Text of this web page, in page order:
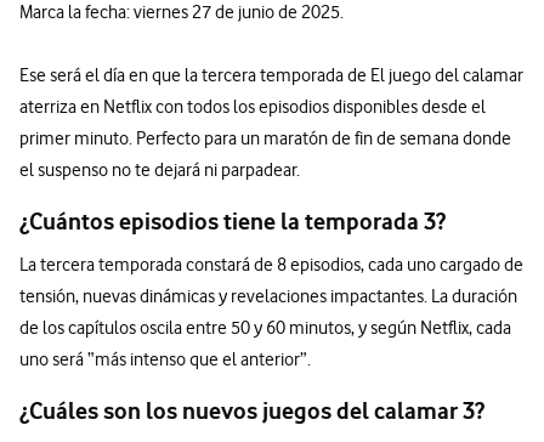
Marca la fecha: viernes 27 de junio de 2025.
Ese será el día en que la tercera temporada de El juego del calamar
aterriza en Netflix con todos los episodios disponibles desde el
primer minuto. Perfecto para un maratón de fin de semana donde
el suspenso no te dejará ni parpadear.
¿Cuántos episodios tiene la temporada 3?
La tercera temporada constará de 8 episodios, cada uno cargado de
tensión, nuevas dinámicas y revelaciones impactantes. La duración
de los capítulos oscila entre 50 y 60 minutos, y según Netflix, cada
uno será “más intenso que el anterior”.
¿Cuáles son los nuevos juegos del calamar 3?